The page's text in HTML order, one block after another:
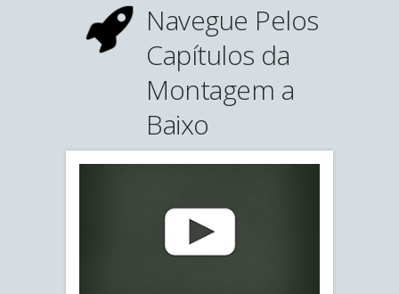
Navegue Pelos
Capítulos da
Montagem a
Baixo